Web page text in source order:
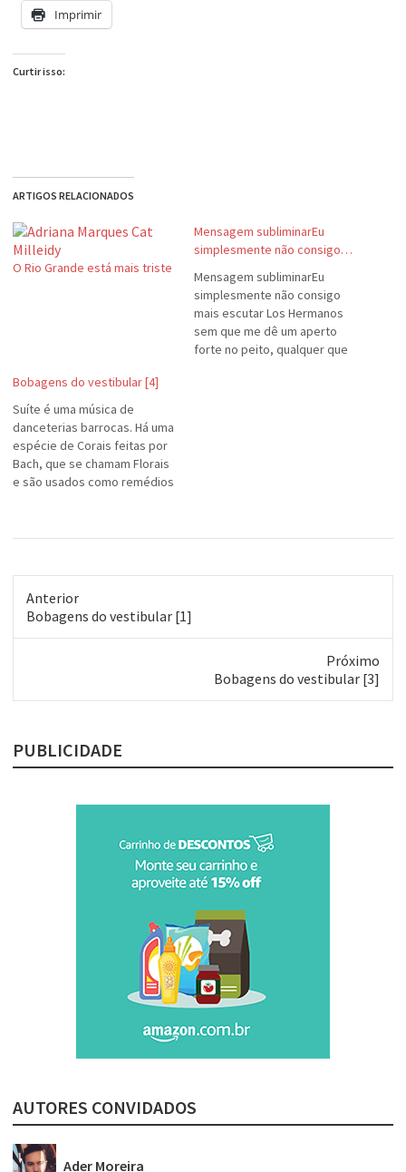
Imprimir
Curtir isso:
ARTIGOS RELACIONADOS
O Rio Grande está mais triste
Mensagem subliminarEu
simplesmente não consigo…
Mensagem subliminarEu
simplesmente não consigo
mais escutar Los Hermanos
sem que me dê um aperto
forte no peito, qualquer que
Bobagens do vestibular [4]
Suíte é uma música de
danceterias barrocas. Há uma
espécie de Corais feitas por
Bach, que se chamam Florais
e são usados como remédios
originalidade é ter muitos
trovadores transmitiam
notícias e estavam nas
festas. Andavam de cidade…
Anterior
Post
anterior:
Bobagens do vestibular [1]
Próximo
post:
Bobagens do vestibular [3]
PUBLICIDADE
AUTORES CONVIDADOS
Ader Moreira